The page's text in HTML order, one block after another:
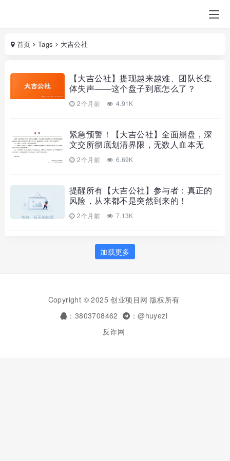
首页 Tags 大吉公社
【大吉公社】提现越来越难、团队长集
体失声——这个盘子到底怎么了？
2个月前 4.91K
紧急预警！【大吉公社】全面崩盘，深
文交所彻底划清界限，无数人血本无
归！2个月前 6.69K
提醒所有【大吉公社】参与者：真正的
风险，从来都不是突然到来的！
2个月前 7.13K
加载更多
Copyright © 2025 创业项目网 版权所有
：3803708462
：@huyezi
反诈网